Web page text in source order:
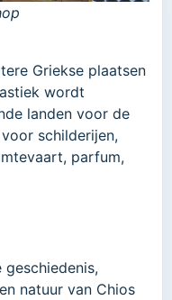
Griekse plaatsen
wordt
landen voor de
schilderijen,
parfum,
natuur van Chios